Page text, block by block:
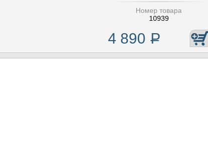
Номер товара
10939
4 890 Р